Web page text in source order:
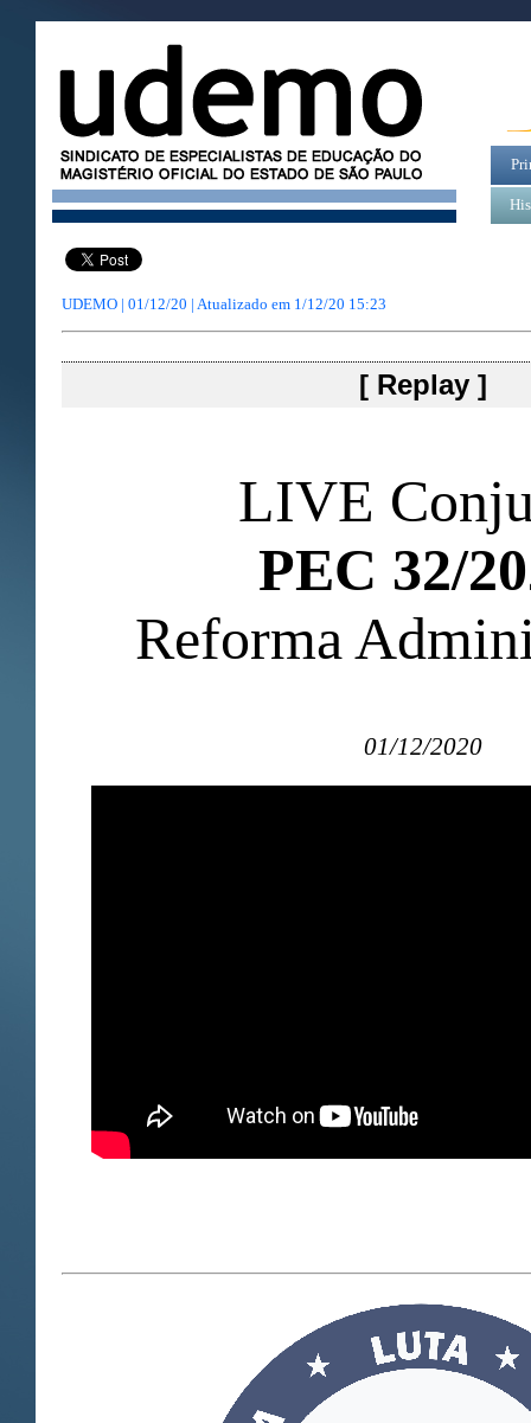
UDEMO | 01/12/20 | Atualizado em 1/12/20 15:23
[ Replay ]
LIVE
PEC 32/
Reforma
01/12/2020